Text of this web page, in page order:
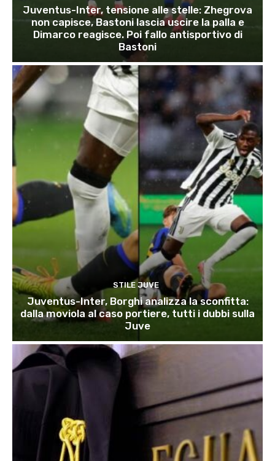
Juventus-Inter, tensione alle stelle: Zhegrova
non capisce, Bastoni lascia uscire la palla e
Dimarco reagisce. Poi fallo antisportivo di
Bastoni
STILE JUVE
Juventus-Inter, Borghi analizza la sconfitta:
dalla moviola al caso portiere, tutti i dubbi sulla
Juve